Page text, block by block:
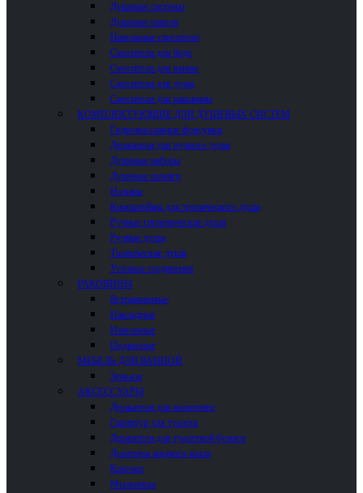
Душевые системы
Душевые панели
Напольные смесители
Смесители для биде
Смесители для ванны
Смесители для душа
Смесители для раковины
КОМПЛЕКТУЮЩИЕ ДЛЯ ДУШЕВЫХ СИСТЕМ
Гидромассажные форсунки
Держатели для ручного душа
Душевые наборы
Душевые шланги
Изливы
Кронштейны для тропического душа
Ручные гигиенические души
Ручные души
Тропические души
Угловые соединения
РАКОВИНЫ
Встраиваемые
Накладные
Напольные
Подвесные
МЕБЕЛЬ ДЛЯ ВАННОЙ
Зеркала
АКСЕССУАРЫ
Держатели для полотенец
Гарнитур для туалета
Держатели для туалетной бумаги
Дозаторы жидкого мыла
Крючки
Мыльницы